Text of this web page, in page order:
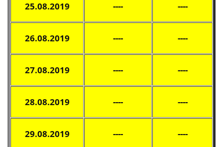
25.08.2019 ---- ----
26.08.2019 ---- ----
27.08.2019 ---- ----
28.08.2019 ---- ----
29.08.2019 ---- ----